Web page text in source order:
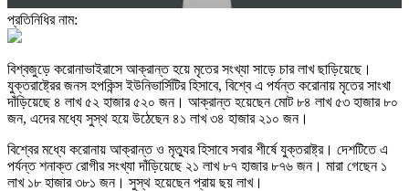
প্রতিনিধির নাম:
বিশ্বজুড়ে করোনাভাইরাসে আক্রান্ত হয়ে মৃতের সংখ্যা সাড়ে চার লাখ ছাড়িয়েছে।
যুক্তরাষ্ট্রের জনস হপকিন্স ইউনিভার্সিটির হিসাবে, বিশ্বে এ পর্যন্ত করোনায় মৃতের সাংখা
দাঁড়িয়েছে ৪ লাখ ৫২ হাজার ৫২০ জন। আক্রান্ত হয়েছেন মোট ৮৪ লাখ ৫৩ হাজার ৮০
জন, এদের মধ্যে সুস্থ হয়ে উঠেছেন ৪১ লাখ ৩৪ হাজার ২১০ জন।
বিশ্বের মধ্যে করোনায় আক্রান্ত ও মৃত্যুর হিসাবে সবার শীর্ষে যুক্তরাষ্ট্র। দেশটিতে এ
পর্যন্ত শনাক্ত রোগীর সংখ্যা দাঁড়িয়েছে ২১ লাখ ৮৭ হাজার ৮৭৬ জন। মারা গেছেন ১
লাখ ১৮ হাজার ৩৮১ জন। সুস্থ হয়েছেন প্রায় ছয় লাখ।